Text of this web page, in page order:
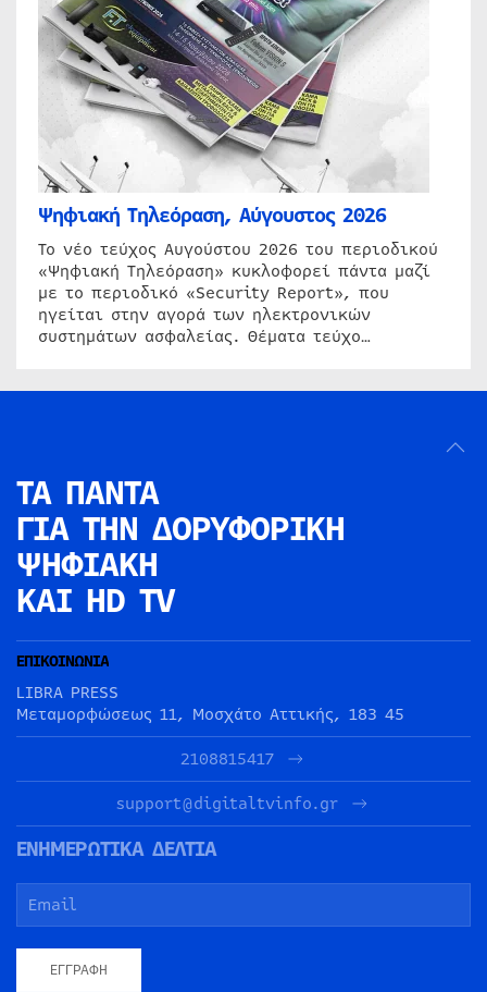
Ψηφιακή Τηλεόραση, Αύγουστος 2026
Το νέο τεύχος Αυγούστου 2026 του περιοδικού
«Ψηφιακή Τηλεόραση» κυκλοφορεί πάντα μαζί
με το περιοδικό «Security Report», που
ηγείται στην αγορά των ηλεκτρονικών
συστημάτων ασφαλείας. Θέματα τεύχο…
ΤΑ ΠΑΝΤΑ
ΓΙΑ ΤΗΝ ΔΟΡΥΦΟΡΙΚΗ
ΨΗΦΙΑΚΗ
ΚΑΙ HD TV
ΕΠΙΚΟΙΝΩΝΙΑ
LIBRA PRESS
Μεταμορφώσεως 11, Μοσχάτο Αττικής, 183 45
2108815417
support@digitaltvinfo.gr
ΕΝΗΜΕΡΩΤΙΚΑ ΔΕΛΤΙΑ
ΕΓΓΡΑΦΉ